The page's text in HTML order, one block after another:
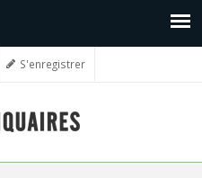
S'enregistrer